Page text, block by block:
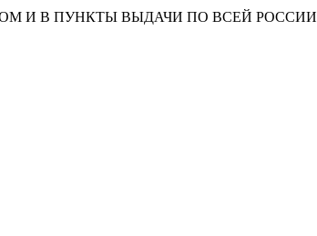
И В ПУНКТЫ ВЫДАЧИ ПО ВСЕЙ РОССИИ